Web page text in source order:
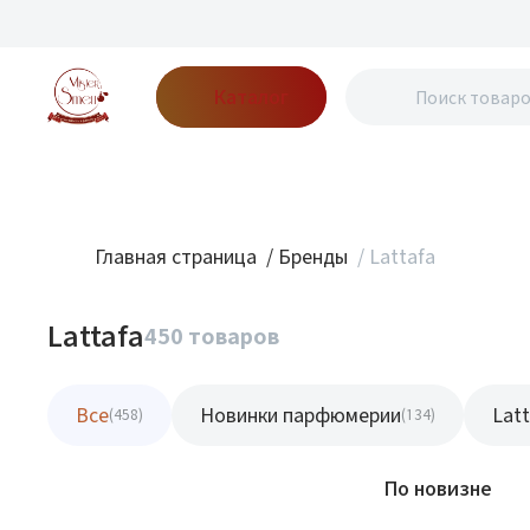
Каталог
Главная страница / Бренды / Lattafa
Lattafa450 товаров
Все(458) Новинки парфюмерии(134)
По новизне